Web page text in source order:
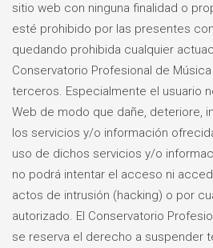
sitio web con ninguna finalidad o
esté prohibido por las presentes
quedando prohibida cualquier
Conservatorio Profesional de
terceros. Especialmente el usuario
Web de modo que dañe, deteriore,
los servicios y/o información
uso de dichos servicios y/o
no podrá intentar el acceso ni
actos de intrusión (hacking) o por
autorizado. El Conservatorio
se reserva el derecho a suspender